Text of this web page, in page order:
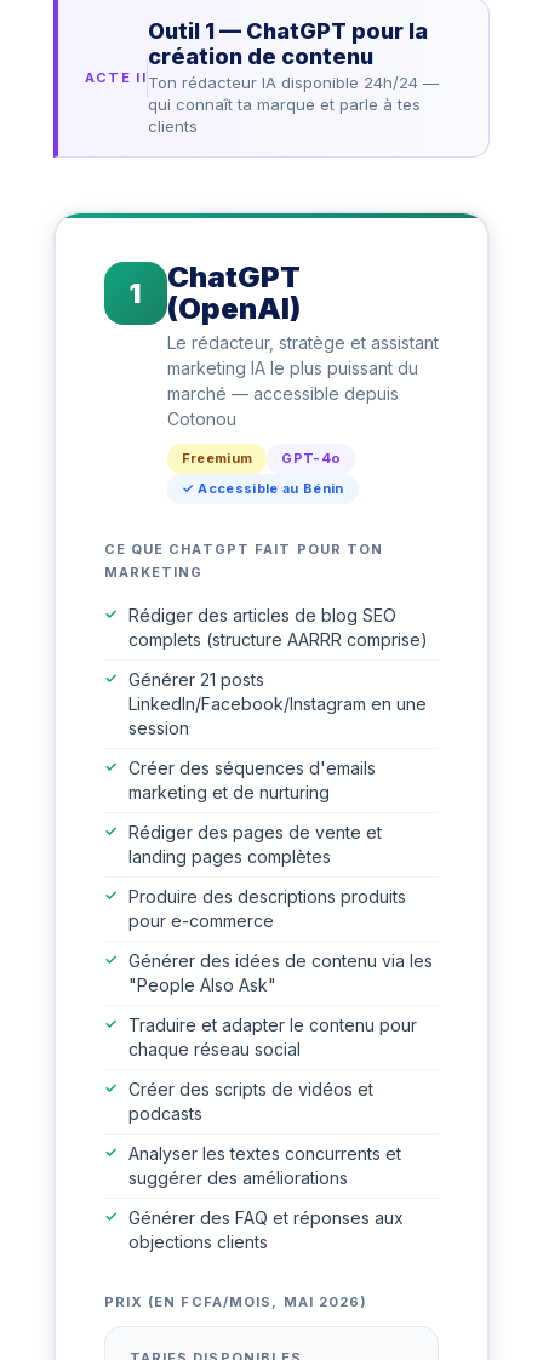
ACTE II
Outil 1 — ChatGPT pour la
création de contenu
Ton rédacteur IA disponible 24h/24 —
qui connaît ta marque et parle à tes
clients
1
ChatGPT
(OpenAI)
Le rédacteur, stratège et assistant
marketing IA le plus puissant du
marché — accessible depuis
Cotonou
Freemium
GPT-4o
✓ Accessible au Bénin
CE QUE CHATGPT FAIT POUR TON
MARKETING
Rédiger des articles de blog SEO
complets (structure AARRR comprise)
Générer 21 posts
LinkedIn/Facebook/Instagram en une
session
Créer des séquences d'emails
marketing et de nurturing
Rédiger des pages de vente et
landing pages complètes
Produire des descriptions produits
pour e-commerce
Générer des idées de contenu via les
"People Also Ask"
Traduire et adapter le contenu pour
chaque réseau social
Créer des scripts de vidéos et
podcasts
Analyser les textes concurrents et
suggérer des améliorations
Générer des FAQ et réponses aux
objections clients
PRIX (EN FCFA/MOIS, MAI 2026)